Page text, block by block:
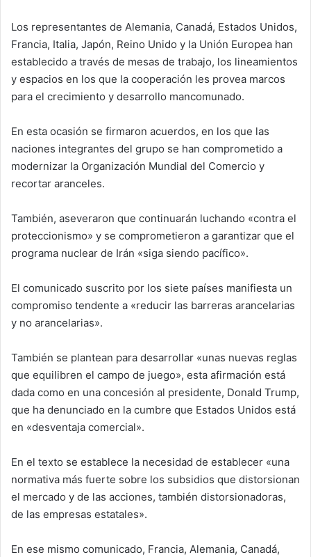
Los representantes de Alemania, Canadá, Estados Unidos,
Francia, Italia, Japón, Reino Unido y la Unión Europea han
establecido a través de mesas de trabajo, los lineamientos
y espacios en los que la cooperación les provea marcos
para el crecimiento y desarrollo mancomunado.
En esta ocasión se firmaron acuerdos, en los que las
naciones integrantes del grupo se han comprometido a
modernizar la Organización Mundial del Comercio y
recortar aranceles.
También, aseveraron que continuarán luchando «contra el
proteccionismo» y se comprometieron a garantizar que el
programa nuclear de Irán «siga siendo pacífico».
El comunicado suscrito por los siete países manifiesta un
compromiso tendente a «reducir las barreras arancelarias
y no arancelarias».
También se plantean para desarrollar «unas nuevas reglas
que equilibren el campo de juego», esta afirmación está
dada como en una concesión al presidente, Donald Trump,
que ha denunciado en la cumbre que Estados Unidos está
en «desventaja comercial».
En el texto se establece la necesidad de establecer «una
normativa más fuerte sobre los subsidios que distorsionan
el mercado y de las acciones, también distorsionadoras,
de las empresas estatales».
En ese mismo comunicado, Francia, Alemania, Canadá,